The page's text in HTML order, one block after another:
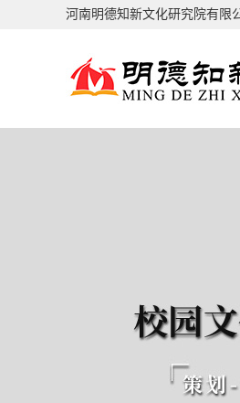
河南明德知新文化研究院有限